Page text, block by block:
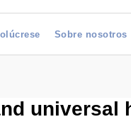
Sobre nosotros
universal